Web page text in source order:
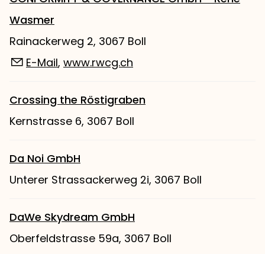
Wasmer
Rainackerweg 2, 3067 Boll
E-Mail, www.rwcg.ch
Crossing the Röstigraben
Kernstrasse 6, 3067 Boll
Da Noi GmbH
Unterer Strassackerweg 2i, 3067 Boll
DaWe Skydream GmbH
Oberfeldstrasse 59a, 3067 Boll